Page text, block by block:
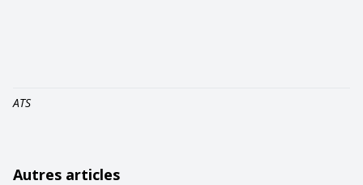
ATS
Autres articles